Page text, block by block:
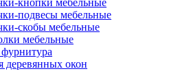
кнопки мебельные
подвесы мебельные
скобы мебельные
мебельные
деревянных окон